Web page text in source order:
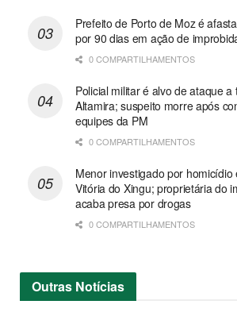
Prefeito de Porto de Moz é
por 90 dias em ação de
0 COMPARTILHAMENTOS
Policial militar é alvo de ataque
Altamira; suspeito morre após
equipes da PM
0 COMPARTILHAMENTOS
Menor investigado por homicídio
Vitória do Xingu; proprietária do
acaba presa por drogas
0 COMPARTILHAMENTOS
Outras Notícias